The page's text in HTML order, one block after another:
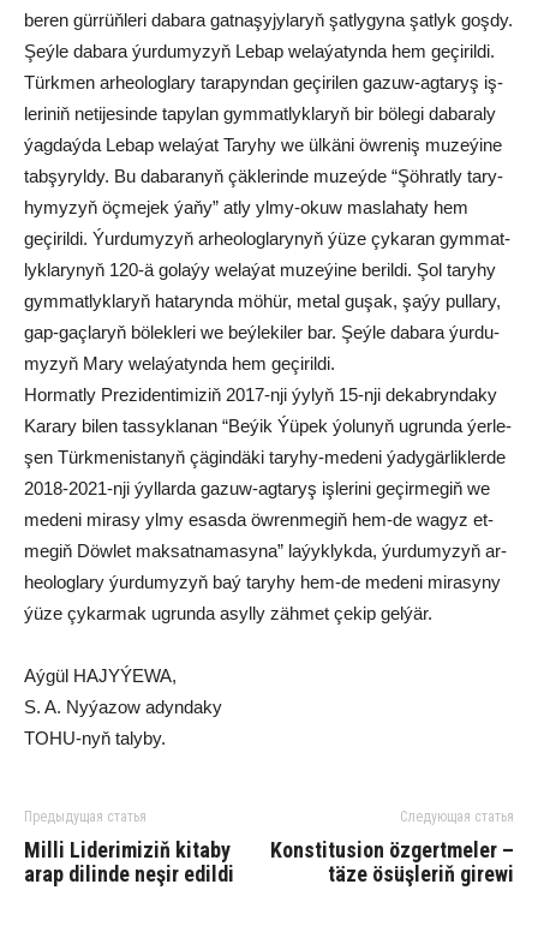
be­ren gür­rüň­le­ri da­ba­ra gat­na­şy­jy­la­ryň şat­ly­gy­na şat­lyk goş­dy.
Şeý­le da­ba­ra ýur­du­my­zyň Le­bap we­la­ýa­tyn­da hem ge­çi­ril­di.
Türk­men ar­heo­log­la­ry ta­ra­pyn­dan ge­çi­ri­len ga­zuw-ag­ta­ryş iş­
le­ri­niň ne­ti­je­sin­de ta­py­lan gym­mat­lyk­la­ryň bir bö­le­gi da­ba­ra­ly
ýag­daý­da Le­bap we­la­ýat Ta­ry­hy we ül­kä­ni öw­re­niş mu­ze­ýi­ne
tab­şy­ryl­dy. Bu da­ba­ranyň çäklerinde mu­zeý­de “Şöh­rat­ly ta­ry­
hy­my­zyň öç­me­jek ýa­ňy” at­ly yl­my-okuw mas­la­ha­ty hem
geçirildi. Ýur­du­my­zyň ar­heo­log­la­ry­nyň ýü­ze çy­ka­ran gym­mat­
lyk­la­ry­nyň 120-ä go­la­ýy we­la­ýat mu­ze­ýi­ne be­ril­di. Şol ta­ry­hy
gym­mat­lyk­la­ryň ha­ta­ryn­da mö­hür, me­tal gu­şak, şa­ýy pul­la­ry,
gap-gaç­la­ryň bö­lek­le­ri we beý­le­ki­ler bar. Şeý­le da­ba­ra­ ýur­du­
my­zyň Ma­ry we­la­ýa­tyn­da hem ge­çi­ril­di.
Hor­mat­ly Pre­zi­den­ti­mi­ziň 2017-nji ýy­lyň 15-nji de­kab­ryn­da­ky
Ka­ra­ry bi­len tas­syk­la­nan “Be­ýik Ýü­pek ýo­lu­nyň ug­run­da ýer­le­
şen Türk­me­nis­ta­nyň çä­gin­dä­ki ta­ry­hy-me­de­ni ýa­dy­gär­lik­ler­de
2018-2021-nji ýyl­lar­da ga­zuw-ag­ta­ryş iş­le­ri­ni ge­çir­me­giň we
me­de­ni mi­ra­sy yl­my esas­da öw­ren­me­giň hem-de wa­gyz et­
me­giň Döw­let mak­sat­na­ma­sy­na” la­ýyk­lyk­da, ýur­du­my­zyň ar­
heo­log­la­ry ýur­du­my­zyň baý ta­ry­hy hem-de me­de­ni mi­ra­sy­ny
ýü­ze çy­kar­mak ug­run­da asyl­ly zäh­met çe­kip gel­ýär.
Aýgül HAJYÝEWA,
S. A. Nyýazow adyndaky
TOHU-nyň talyby.
Предыдущая статья
Mil­li Li­de­ri­mi­ziň ki­ta­by
arap di­lin­de ne­şir edil­di
Следующая статья
Konstitusion özgertmeler –
täze ösüşleriň girewi